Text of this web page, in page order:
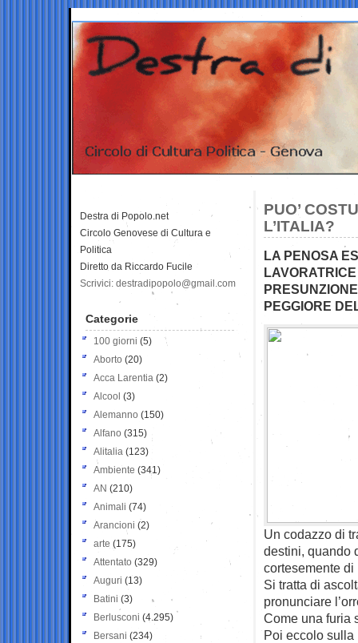
PUO’
L’ITALIA?
LA PENOSA
PEGGIORE
Un codazzo di
destini, quando
cortesemente
Si tratta di
pronunciare
Come una furia
Poi eccolo sulla
Destra di Popolo.net
Circolo Genovese di Cultura e
Politica
Diretto da Riccardo Fucile
Scrivici: destradipopolo@gmail.com
Categorie
100 giorni (5)
Aborto (20)
Acca Larentia (2)
Alcool (3)
Alemanno (150)
Alfano (315)
Alitalia (123)
Ambiente (341)
AN (210)
Animali (74)
Arancioni (2)
arte (175)
Attentato (329)
Auguri (13)
Batini (3)
Berlusconi (4.295)
Bersani (234)